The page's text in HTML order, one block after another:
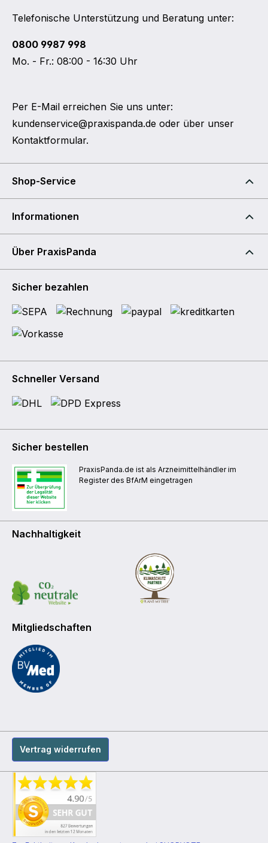
Telefonische Unterstützung und Beratung unter:
0800 9987 998
Mo. - Fr.: 08:00 - 16:30 Uhr
Per E-Mail erreichen Sie uns unter:
kundenservice@praxispanda.de oder über unser
Kontaktformular.
Shop-Service
Informationen
Über PraxisPanda
Sicher bezahlen
Schneller Versand
Sicher bestellen
PraxisPanda.de ist als Arzneimittelhändler im
Register des BfArM eingetragen
Nachhaltigkeit
Mitgliedschaften
Vertrag widerrufen